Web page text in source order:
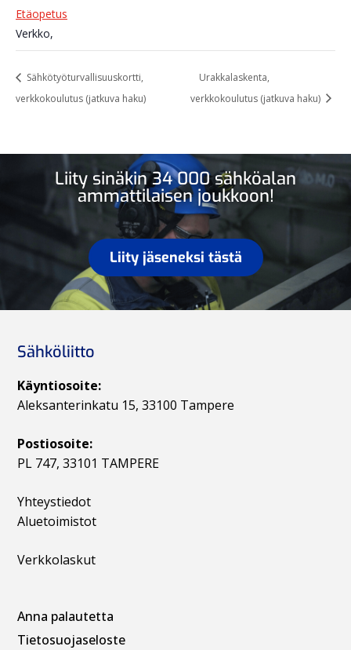
Etäopetus
Verkko,
Sähkötyöturvallisuuskortti,
verkkokoulutus (jatkuva haku)
Urakkalaskenta,
verkkokoulutus (jatkuva haku)
Liity sinäkin 34 000 sähköalan
ammattilaisen joukkoon!
Liity jäseneksi tästä
Sähköliitto
Käyntiosoite:
Aleksanterinkatu 15, 33100 Tampere
Postiosoite:
PL 747, 33101 TAMPERE
Yhteystiedot
Aluetoimistot
Verkkolaskut
Anna palautetta
Tietosuojaseloste